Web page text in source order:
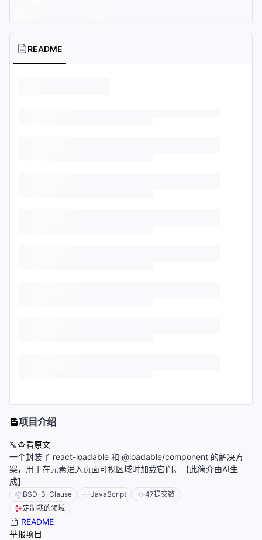
README
项目介绍
查看原文
一个封装了 react-loadable 和 @loadable/component 的解决方
案，用于在元素进入页面可视区域时加载它们。【此简介由AI生
成】
BSD-3-Clause JavaScript 47提交数
定制我的领域
README
举报项目